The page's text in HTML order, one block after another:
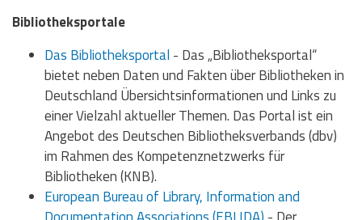
Bibliotheksportale
Das Bibliotheksportal - Das „Bibliotheksportal“
bietet neben Daten und Fakten über Bibliotheken in
Deutschland Übersichtsinformationen und Links zu
einer Vielzahl aktueller Themen. Das Portal ist ein
Angebot des Deutschen Bibliotheksverbands (dbv)
im Rahmen des Kompetenznetzwerks für
Bibliotheken (KNB).
European Bureau of Library, Information and